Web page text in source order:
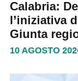
Calabria:
l’iniziativa
Giunta
10 AGOSTO